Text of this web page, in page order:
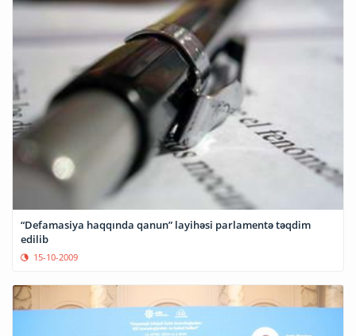
“Defamasiya haqqında qanun” layihəsi parlamentə təqdim
edilib
15-10-2009